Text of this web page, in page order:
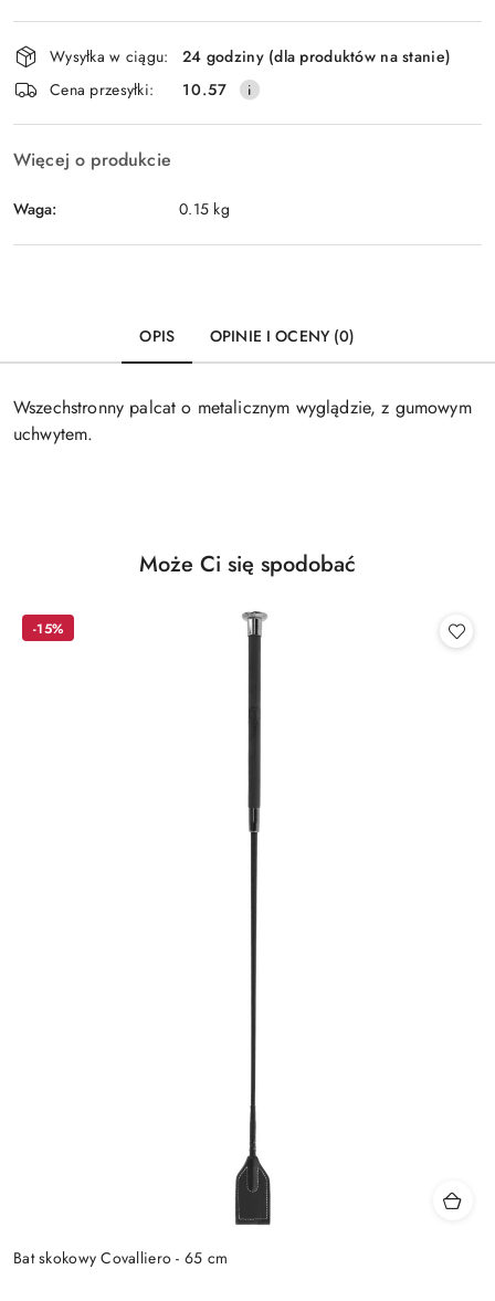
Dostępność
i
dostawa
Wysyłka w ciągu:
24 godziny (dla produktów na stanie)
Cena przesyłki:
10.57
Więcej o produkcie
Waga: 0.15 kg
OPIS OPINIE I OCENY (0)
Wszechstronny palcat o metalicznym wyglądzie, z gumowym
uchwytem.
Pomiń karuzelę produktów
Produkty
Może Ci się spodobać
Bat skokowy Covalliero - 65 cm
-15%